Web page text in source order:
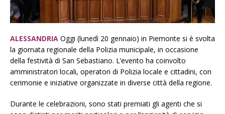
ALESSANDRIA Oggi (lunedì 20 gennaio) in Piemonte si è svolta
la giornata regionale della Polizia municipale, in occasione
della festività di San Sebastiano. L’evento ha coinvolto
amministratori locali, operatori di Polizia locale e cittadini, con
cerimonie e iniziative organizzate in diverse città della regione.
Durante le celebrazioni, sono stati premiati gli agenti che si